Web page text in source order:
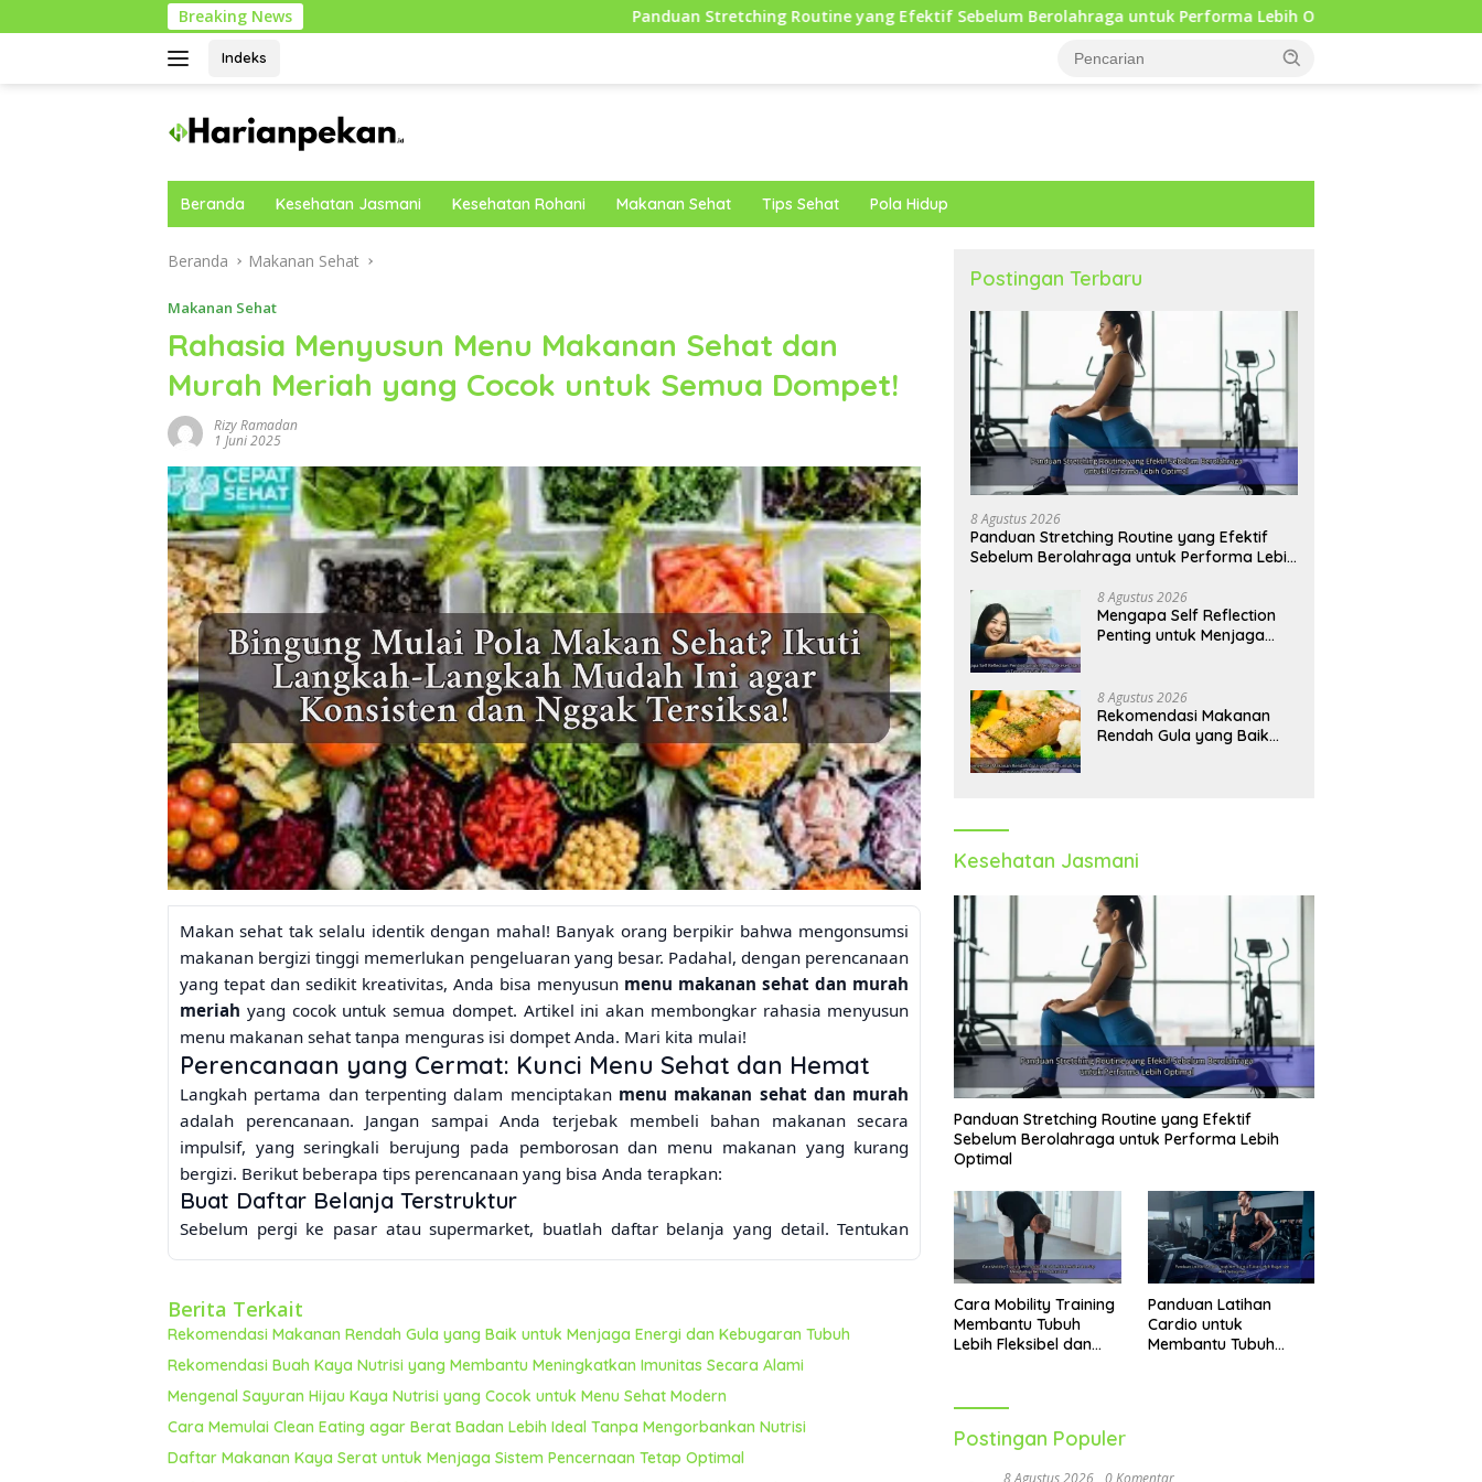
ke
Breaking News Panduan Stretching Routine yang Efektif Sebelum Berolahraga untuk Performa Lebih Optimal Mengapa Self
Indeks
Beranda Kesehatan Jasmani Kesehatan Rohani Makanan Sehat Tips Sehat Pola Hidup
Beranda Makanan Sehat
Makanan Sehat
Rahasia Menyusun Menu Makanan Sehat dan
Murah Meriah yang Cocok untuk Semua Dompet!
Rizy Ramadan
1 Juni 2025
Makan sehat tak selalu identik dengan mahal! Banyak orang berpikir bahwa mengonsumsi
makanan bergizi tinggi memerlukan pengeluaran yang besar. Padahal, dengan perencanaan
yang tepat dan sedikit kreativitas, Anda bisa menyusun menu makanan sehat dan murah
meriah yang cocok untuk semua dompet. Artikel ini akan membongkar rahasia menyusun
menu makanan sehat tanpa menguras isi dompet Anda. Mari kita mulai!
Perencanaan yang Cermat: Kunci Menu Sehat dan Hemat
Langkah pertama dan terpenting dalam menciptakan menu makanan sehat dan murah
adalah perencanaan. Jangan sampai Anda terjebak membeli bahan makanan secara
impulsif, yang seringkali berujung pada pemborosan dan menu makanan yang kurang
bergizi. Berikut beberapa tips perencanaan yang bisa Anda terapkan:
Buat Daftar Belanja Terstruktur
Sebelum pergi ke pasar atau supermarket, buatlah daftar belanja yang detail. Tentukan
menu makanan untuk seminggu ke depan, lalu catat semua bahan makanan yang
barang yang tidak perlu dan lebih terfokus pada kebutuhan gizi harian.
Manfaatkan Promo dan Diskon
Perhatikan brosur promo dan diskon dari supermarket atau toko bahan makanan terdekat.
Manfaatkan kesempatan ini untuk membeli bahan makanan pokok dalam jumlah besar
dengan harga yang lebih terjangkau. Simpan bahan makanan yang tahan lama dengan baik
agar tetap segar dan terhindar dari pemborosan.
Belanja di Pasar Tradisional
Berita Terkait
Rekomendasi Makanan Rendah Gula yang Baik untuk Menjaga Energi dan Kebugaran Tubuh
Rekomendasi Buah Kaya Nutrisi yang Membantu Meningkatkan Imunitas Secara Alami
Mengenal Sayuran Hijau Kaya Nutrisi yang Cocok untuk Menu Sehat Modern
Cara Memulai Clean Eating agar Berat Badan Lebih Ideal Tanpa Mengorbankan Nutrisi
Daftar Makanan Kaya Serat untuk Menjaga Sistem Pencernaan Tetap Optimal
Postingan Terbaru
8 Agustus 2026
Panduan Stretching Routine yang Efektif
Sebelum Berolahraga untuk Performa Lebih
8 Agustus 2026
Mengapa Self Reflection
Penting untuk Menjaga
8 Agustus 2026
Rekomendasi Makanan
Rendah Gula yang Baik
Kesehatan Jasmani
Panduan Stretching Routine yang Efektif
Sebelum Berolahraga untuk Performa Lebih
Optimal
Cara Mobility Training
Membantu Tubuh
Lebih Fleksibel dan
Panduan Latihan
Cardio untuk
Membantu Tubuh
Postingan Populer